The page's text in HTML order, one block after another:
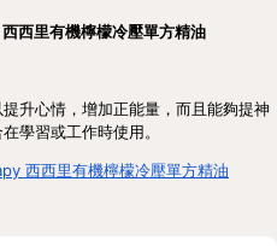
西里有機檸檬冷壓單方精油
升心情，增加正能量，而且能夠提神
學習或工作時使用。
西西里有機檸檬冷壓單方精油